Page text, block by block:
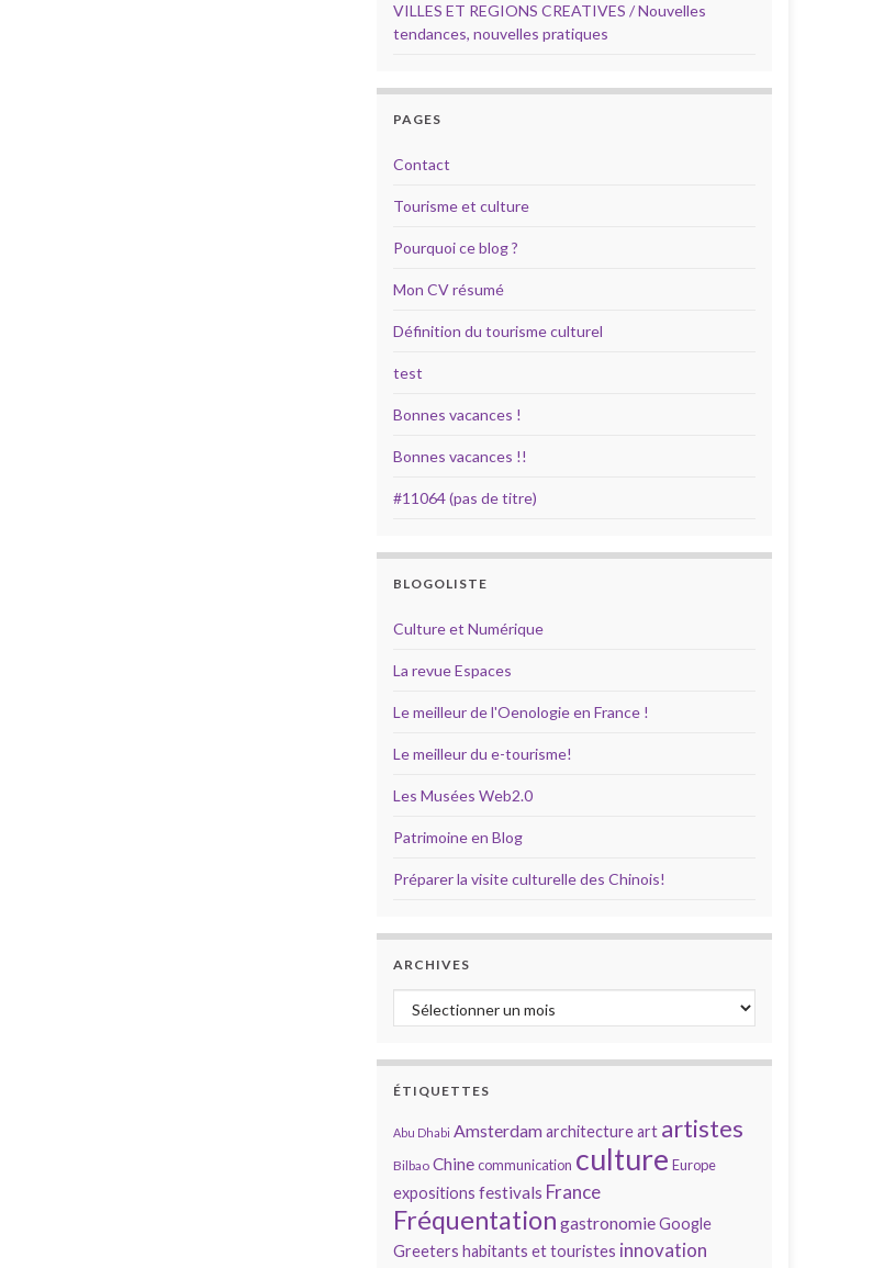
VILLES ET REGIONS CREATIVES / Nouvelles
tendances, nouvelles pratiques
PAGES
Contact
Tourisme et culture
Pourquoi ce blog ?
Mon CV résumé
Définition du tourisme culturel
test
Bonnes vacances !
Bonnes vacances !!
#11064 (pas de titre)
BLOGOLISTE
Culture et Numérique
La revue Espaces
Le meilleur de l'Oenologie en France !
Le meilleur du e-tourisme!
Les Musées Web2.0
Patrimoine en Blog
Préparer la visite culturelle des Chinois!
ARCHIVES
Archives
ÉTIQUETTES
Abu Dhabi Amsterdamarchitectureart artistes
Bilbao Chinecommunication culture Europe
expositions festivals France
Fréquentation gastronomieGoogle
Greeters habitants et touristes innovation